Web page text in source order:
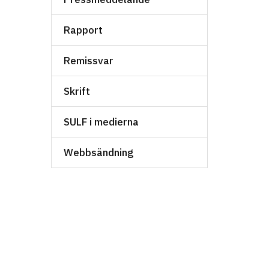
Rapport
Remissvar
Skrift
SULF i medierna
Webbsändning